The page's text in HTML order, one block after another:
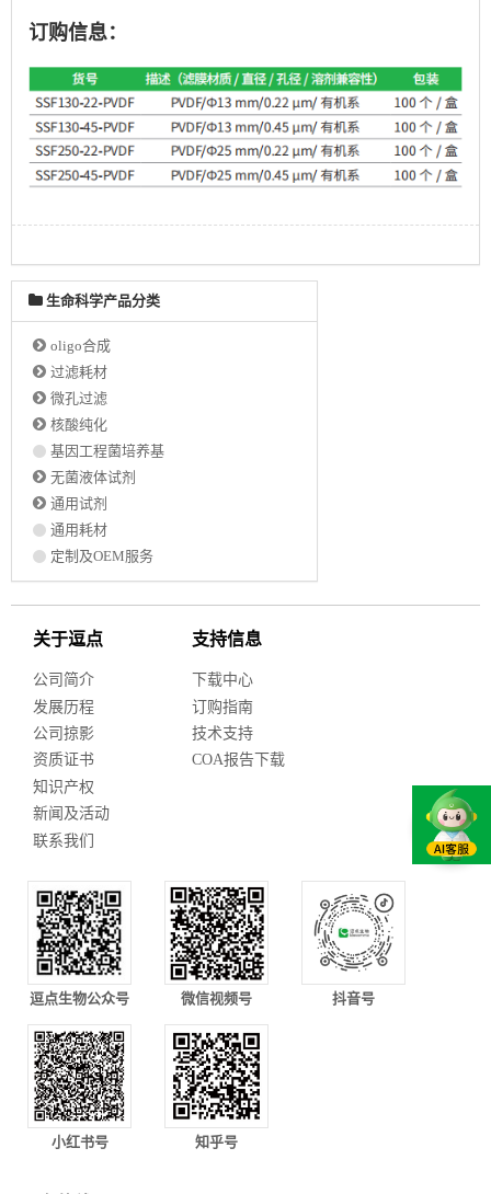
订购信息：
生命科学产品分类
oligo合成
过滤耗材
微孔过滤
核酸纯化
基因工程菌培养基
无菌液体试剂
通用试剂
通用耗材
定制及OEM服务
关于逗点
公司简介
发展历程
公司掠影
资质证书
知识产权
新闻及活动
联系我们
支持信息
下载中心
订购指南
技术支持
COA报告下载
逗点生物公众号 微信视频号 抖音号
小红书号 知乎号